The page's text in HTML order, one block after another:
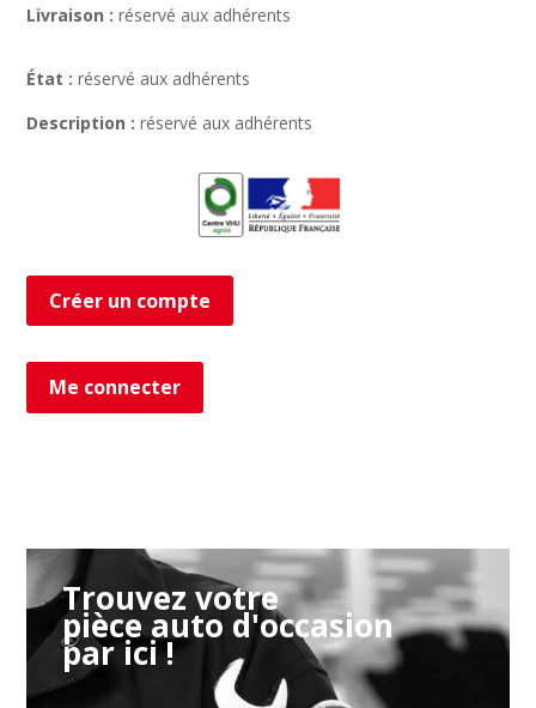
Livraison : réservé aux adhérents
État : réservé aux adhérents
Description : réservé aux adhérents
Créer un compte
Me connecter
Trouvez votre
pièce auto d'occasion
par ici !